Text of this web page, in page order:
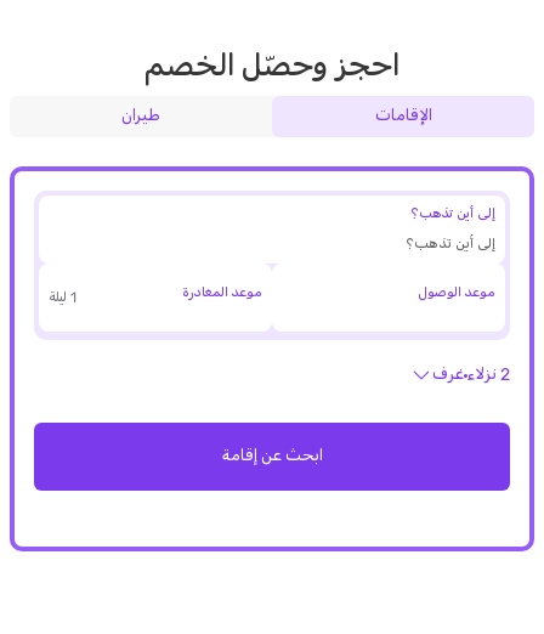
احجز وحصّل الخصم
الإقامات طيران
إلى أين تذهب؟
موعد الوصول موعد المغادرة 1 ليلة
2 نزلاء غرف
ابحث عن إقامة